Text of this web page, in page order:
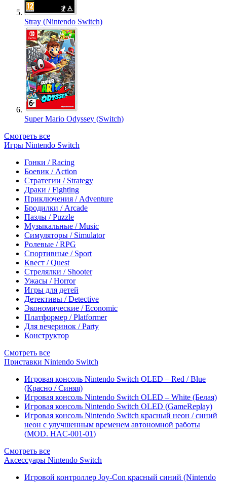
Stray (Nintendo Switch)
Super Mario Odyssey (Switch)
Смотреть все
Игры Nintendo Switch
Гонки / Racing
Боевик / Action
Стратегии / Strategy
Драки / Fighting
Приключения / Adventure
Бродилки / Arcade
Пазлы / Puzzle
Музыкальные / Music
Симуляторы / Simulator
Ролевые / RPG
Спортивные / Sport
Квест / Quest
Стрелялки / Shooter
Ужасы / Horror
Игры для детей
Детективы / Detective
Экономические / Economic
Платформер / Platformer
Для вечеринок / Party
Конструктор
Смотреть все
Приставки Nintendo Switch
Игровая консоль Nintendo Switch OLED – Red / Blue
(Красно / Синяя)
Игровая консоль Nintendo Switch OLED – White (Белая)
Игровая консоль Nintendo Switch OLED (GameReplay)
Игровая консоль Nintendo Switch красный неон / синий
неон с улучшенным временем автономной работы
(MOD. HAC-001-01)
Смотреть все
Аксессуары Nintendo Switch
Игровой контроллер Joy-Con красный синий (Nintendo